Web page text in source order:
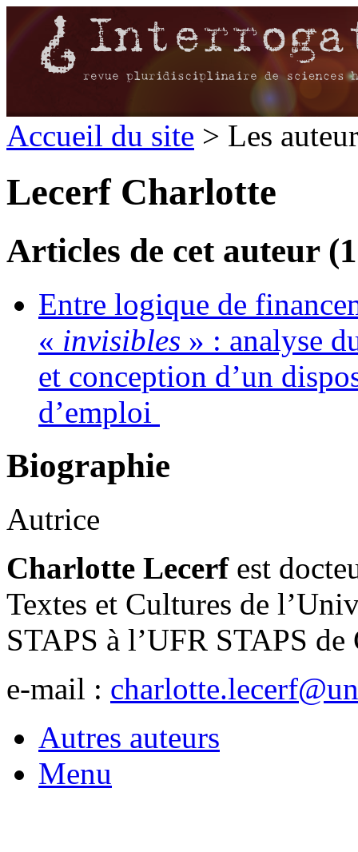
Accueil du site > Les
Lecerf Charlotte
Articles de cet auteur
Entre logique de
« invisibles » : analyse
et conception d’un
d’emploi
Biographie
Autrice
Charlotte Lecerf est
Textes et Cultures de
STAPS à l’UFR STAPS
e-mail :
Autres auteurs
Menu